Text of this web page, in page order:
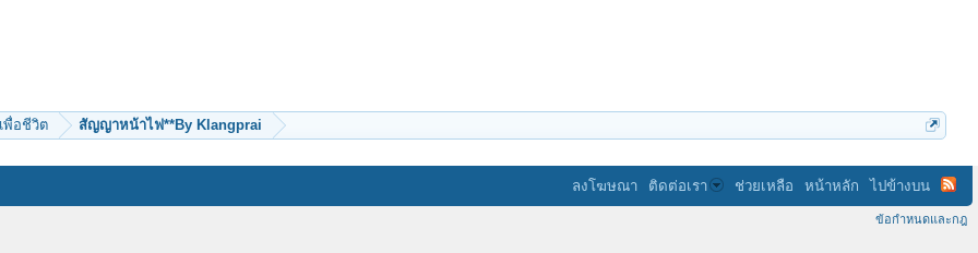
พื่อชีวิต สัญญาหน้าไฟ**By Klangprai
ลงโฆษณา ติดต่อเรา ช่วยเหลือ หน้าหลัก ไปข้างบน
ข้อกำหนดและกฎ